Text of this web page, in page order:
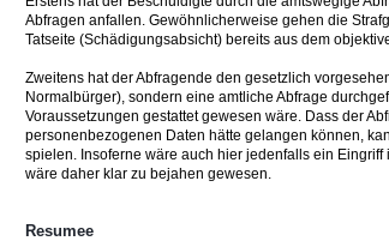
Abfragen anfallen. Gewöhnlicherweise gehen die
Tatseite (Schädigungsabsicht) bereits aus dem
Zweitens hat der Abfragende den gesetzlich
Normalbürger), sondern eine amtliche Abfrage
Voraussetzungen gestattet gewesen wäre. Dass der
personenbezogenen Daten hätte gelangen können,
spielen. Insoferne wäre auch hier jedenfalls ein
wäre daher klar zu bejahen gewesen.
Resumee